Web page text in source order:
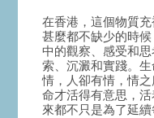
在香港，這個物質
甚麼都不缺少的時
中的觀察、感受和
索、沉澱和實踐。
情，人卻有情，情
命才活得有意思，
來都不只是為了延續